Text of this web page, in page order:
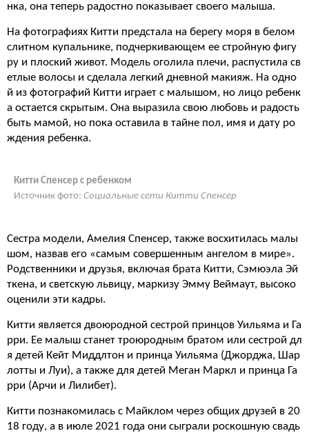
нка, она теперь радостно показывает своего малыша.
На фотографиях Китти предстала на берегу моря в белом
слитном купальнике, подчеркивающем ее стройную фигу
ру и плоский живот. Модель оголила плечи, распустила св
етлые волосы и сделала легкий дневной макияж. На одно
й из фотографий Китти играет с малышом, но лицо ребенк
а остается скрытым. Она выразила свою любовь и радость
быть мамой, но пока оставила в тайне пол, имя и дату ро
ждения ребенка.
Китти Спенсер с ребенком
Источник фото: Социальные сети Китти Спенсер
Сестра модели, Амелия Спенсер, также восхитилась малы
шом, назвав его «самым совершенным ангелом в мире».
Родственники и друзья, включая брата Китти, Сэмюэла Эй
ткена, и светскую львицу, маркизу Эмму Веймаут, высоко
оценили эти кадры.
Китти является двоюродной сестрой принцов Уильяма и Га
рри. Ее малыш станет троюродным братом или сестрой дл
я детей Кейт Миддлтон и принца Уильяма (Джорджа, Шар
лотты и Луи), а также для детей Меган Маркл и принца Га
рри (Арчи и Лилибет).
Китти познакомилась с Майклом через общих друзей в 20
18 году, а в июле 2021 года они сыграли роскошную свадь